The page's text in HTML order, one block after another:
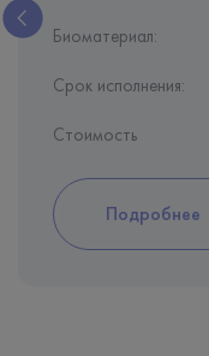
Биоматериал:
Срок исполнения:
Стоимость
Подробнее